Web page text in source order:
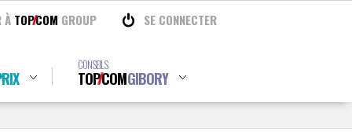
À TOPCOM GROUP SE CONNECTER
CONSEILS
TOPCOMGIBORY